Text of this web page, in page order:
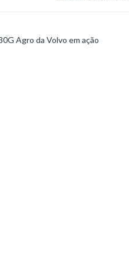
Agro da Volvo em ação